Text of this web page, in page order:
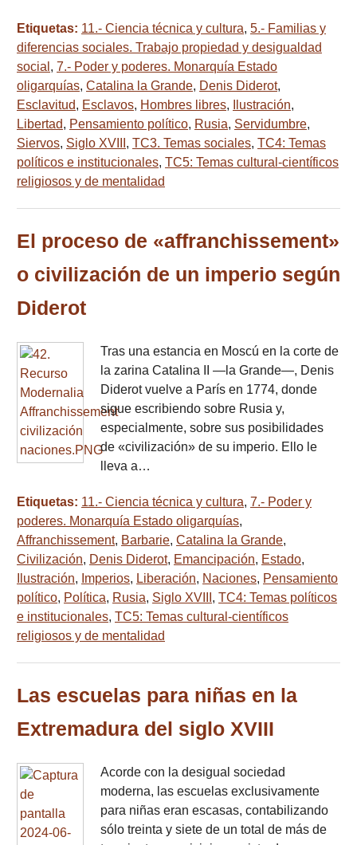
Etiquetas: 11.- Ciencia técnica y cultura, 5.- Familias y
diferencias sociales. Trabajo propiedad y desigualdad
social , 7.- Poder y poderes. Monarquía Estado
oligarquías, Catalina la Grande, Denis Diderot,
Esclavitud, Esclavos, Hombres libres, Ilustración,
Libertad, Pensamiento político, Rusia, Servidumbre,
Siervos, Siglo XVIII , TC3. Temas sociales, TC4: Temas
políticos e institucionales, TC5: Temas cultural-científicos
religiosos y de mentalidad
El proceso de «affranchissement»
o civilización de un imperio según
Diderot
Tras una estancia en Moscú en la corte de
la zarina Catalina II —la Grande—, Denis
Diderot vuelve a París en 1774, donde
sigue escribiendo sobre Rusia y,
especialmente, sobre sus posibilidades
de «civilización» de su imperio. Ello le
lleva a…
Etiquetas: 11.- Ciencia técnica y cultura, 7.- Poder y
poderes. Monarquía Estado oligarquías,
Affranchissement, Barbarie, Catalina la Grande,
Civilización, Denis Diderot, Emancipación, Estado,
Ilustración, Imperios, Liberación, Naciones, Pensamiento
político, Política, Rusia, Siglo XVIII , TC4: Temas políticos
e institucionales, TC5: Temas cultural-científicos
religiosos y de mentalidad
Las escuelas para niñas en la
Extremadura del siglo XVIII
Acorde con la desigual sociedad
moderna, las escuelas exclusivamente
para niñas eran escasas, contabilizando
sólo treinta y siete de un total de más de